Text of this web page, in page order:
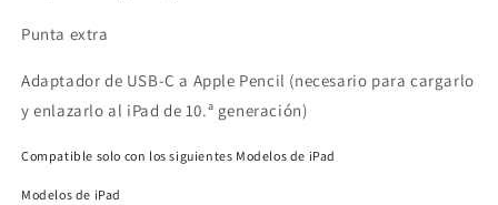
Punta extra
Adaptador de USB‑C a Apple Pencil (necesario para cargarlo
y enlazarlo al iPad de 10.ª generación)
Compatible solo con los siguientes Modelos de iPad
Modelos de iPad